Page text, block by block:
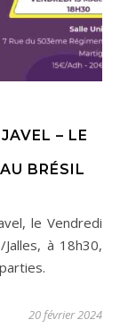
– LE
BRÉSIL
à 18h30,
20 février 2024